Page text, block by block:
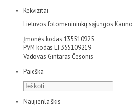
Rekvizitai
Lietuvos fotomenininkų sąjungos Kauno
Įmonės kodas 135510925
PVM kodas LT355109219
Vadovas Gintaras Česonis
Paieška
Naujienlaiškis